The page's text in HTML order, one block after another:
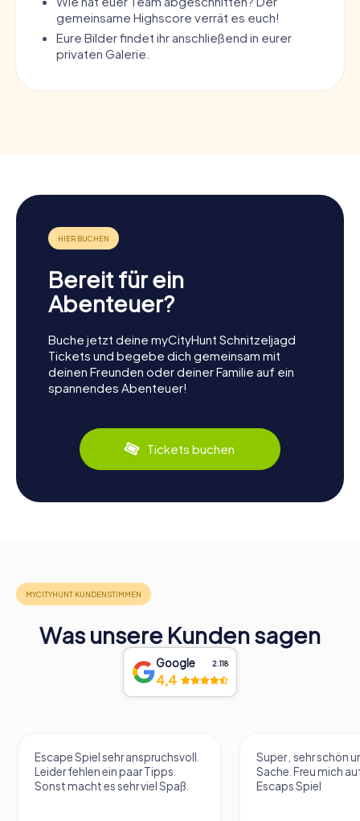
gemeinsame Highscore verrät es euch!
Eure Bilder findet ihr anschließend in eurer
privaten Galerie.
Bereit für ein
Abenteuer?
Buche jetzt deine myCityHunt Schnitzeljagd
Tickets und begebe dich gemeinsam mit
deinen Freunden oder deiner Familie auf ein
spannendes Abenteuer!
Tickets buchen
Was unsere Kunden sagen
Google 2.118
4,4
Escape Spiel sehr anspruchsvoll.
Leider fehlen ein paar Tipps.
Sonst macht es sehr viel Spaß.
Super , sehr schön
Sache. Freu mich
Escaps Spiel